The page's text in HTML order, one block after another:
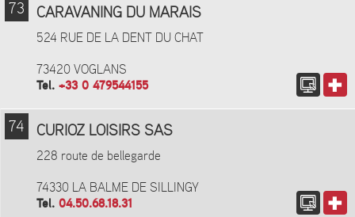
73 CARAVANING DU MARAIS
524 RUE DE LA DENT DU CHAT
73420 VOGLANS
Tel. +33 0 479544155
74 CURIOZ LOISIRS SAS
228 route de bellegarde
74330 LA BALME DE SILLINGY
Tel. 04.50.68.18.31